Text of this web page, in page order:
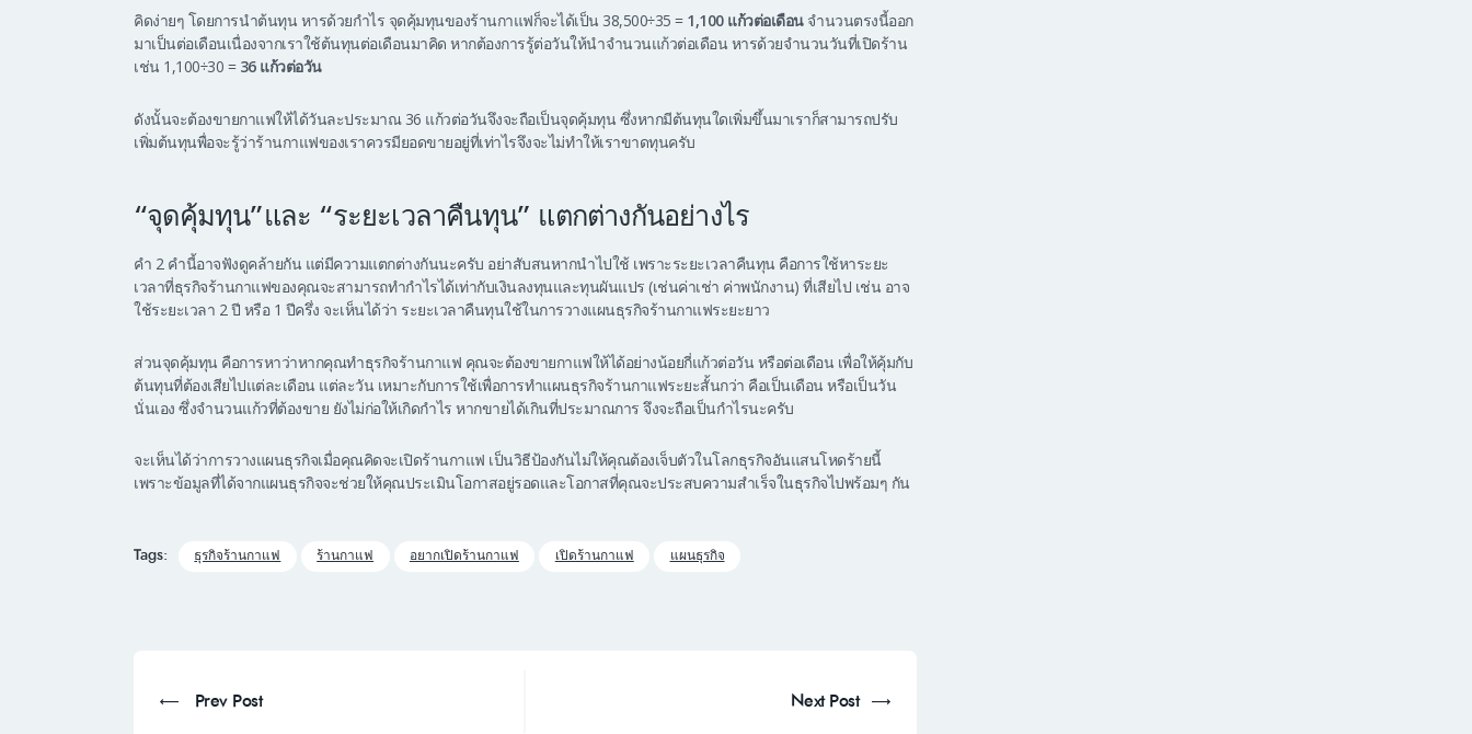
คิดง่ายๆ โดยการนำต้นทุน หารด้วยกำไร จุดคุ้มทุนของร้านกาแฟก็จะได้เป็น 38,500÷35 = 1,100 แก้วต่อเดือนจำนวนตรงนี้ออก
มาเป็นต่อเดือนเนื่องจากเราใช้ต้นทุนต่อเดือนมาคิด หากต้องการรู้ต่อวันให้นำจำนวนแก้วต่อเดือน หารด้วยจำนวนวันที่เปิดร้าน
เช่น 1,100÷30 = 36 แก้วต่อวัน
ดังนั้นจะต้องขายกาแฟให้ได้วันละประมาณ 36 แก้วต่อวันจึงจะถือเป็นจุดคุ้มทุน ซึ่งหากมีต้นทุนใดเพิ่มขึ้นมาเราก็สามารถปรับ
เพิ่มต้นทุนพื่อจะรู้ว่าร้านกาแฟของเราควรมียอดขายอยู่ที่เท่าไรจึงจะไม่ทำให้เราขาดทุนครับ
“จุดคุ้มทุน”และ “ระยะเวลาคืนทุน” แตกต่างกันอย่างไร
คำ 2 คำนี้อาจฟังดูคล้ายกัน แต่มีความแตกต่างกันนะครับ อย่าสับสนหากนำไปใช้ เพราะระยะเวลาคืนทุน คือการใช้หาระยะ
เวลาที่ธุรกิจร้านกาแฟของคุณจะสามารถทำกำไรได้เท่ากับเงินลงทุนและทุนผันแปร (เช่นค่าเช่า ค่าพนักงาน) ที่เสียไป เช่น อาจ
ใช้ระยะเวลา 2 ปี หรือ 1 ปีครึ่ง จะเห็นได้ว่า ระยะเวลาคืนทุนใช้ในการวางแผนธุรกิจร้านกาแฟระยะยาว
ส่วนจุดคุ้มทุน คือการหาว่าหากคุณทำธุรกิจร้านกาแฟ คุณจะต้องขายกาแฟให้ได้อย่างน้อยกี่แก้วต่อวัน หรือต่อเดือน เพื่อให้คุ้มกับ
ต้นทุนที่ต้องเสียไปแต่ละเดือน แต่ละวัน เหมาะกับการใช้เพื่อการทำแผนธุรกิจร้านกาแฟระยะสั้นกว่า คือเป็นเดือน หรือเป็นวัน
นั่นเอง ซึ่งจำนวนแก้วที่ต้องขาย ยังไม่ก่อให้เกิดกำไร หากขายได้เกินที่ประมาณการ จึงจะถือเป็นกำไรนะครับ
จะเห็นได้ว่าการวางแผนธุรกิจเมื่อคุณคิดจะเปิดร้านกาแฟ เป็นวิธีป้องกันไม่ให้คุณต้องเจ็บตัวในโลกธุรกิจอันแสนโหดร้ายนี้
เพราะข้อมูลที่ได้จากแผนธุรกิจจะช่วยให้คุณประเมินโอกาสอยู่รอดและโอกาสที่คุณจะประสบความสำเร็จในธุรกิจไปพร้อมๆ กัน
Tags: ธุรกิจร้านกาแฟ ร้านกาแฟ อยากเปิดร้านกาแฟ เปิดร้านกาแฟ แผนธุรกิจ
navigation
Prev
Prev Post
Next
Next Post